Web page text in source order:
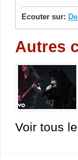
Ecouter sur:
Autres
Voir tous